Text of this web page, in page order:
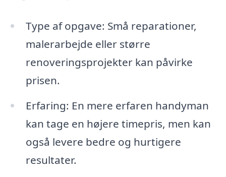
Type af opgave: Små reparationer,
malerarbejde eller større
renoveringsprojekter kan påvirke
prisen.
Erfaring: En mere erfaren handyman
kan tage en højere timepris, men kan
også levere bedre og hurtigere
resultater.